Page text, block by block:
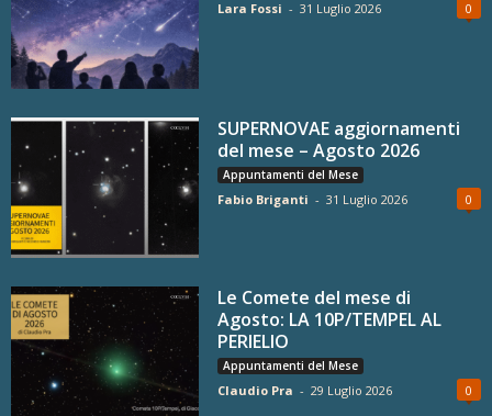
Lara Fossi - 31 Luglio 2026 0
SUPERNOVAE aggiornamenti
del mese – Agosto 2026
Appuntamenti del Mese
Fabio Briganti - 31 Luglio 2026 0
Le Comete del mese di
Agosto: LA 10P/TEMPEL AL
PERIELIO
Appuntamenti del Mese
Claudio Pra - 29 Luglio 2026 0